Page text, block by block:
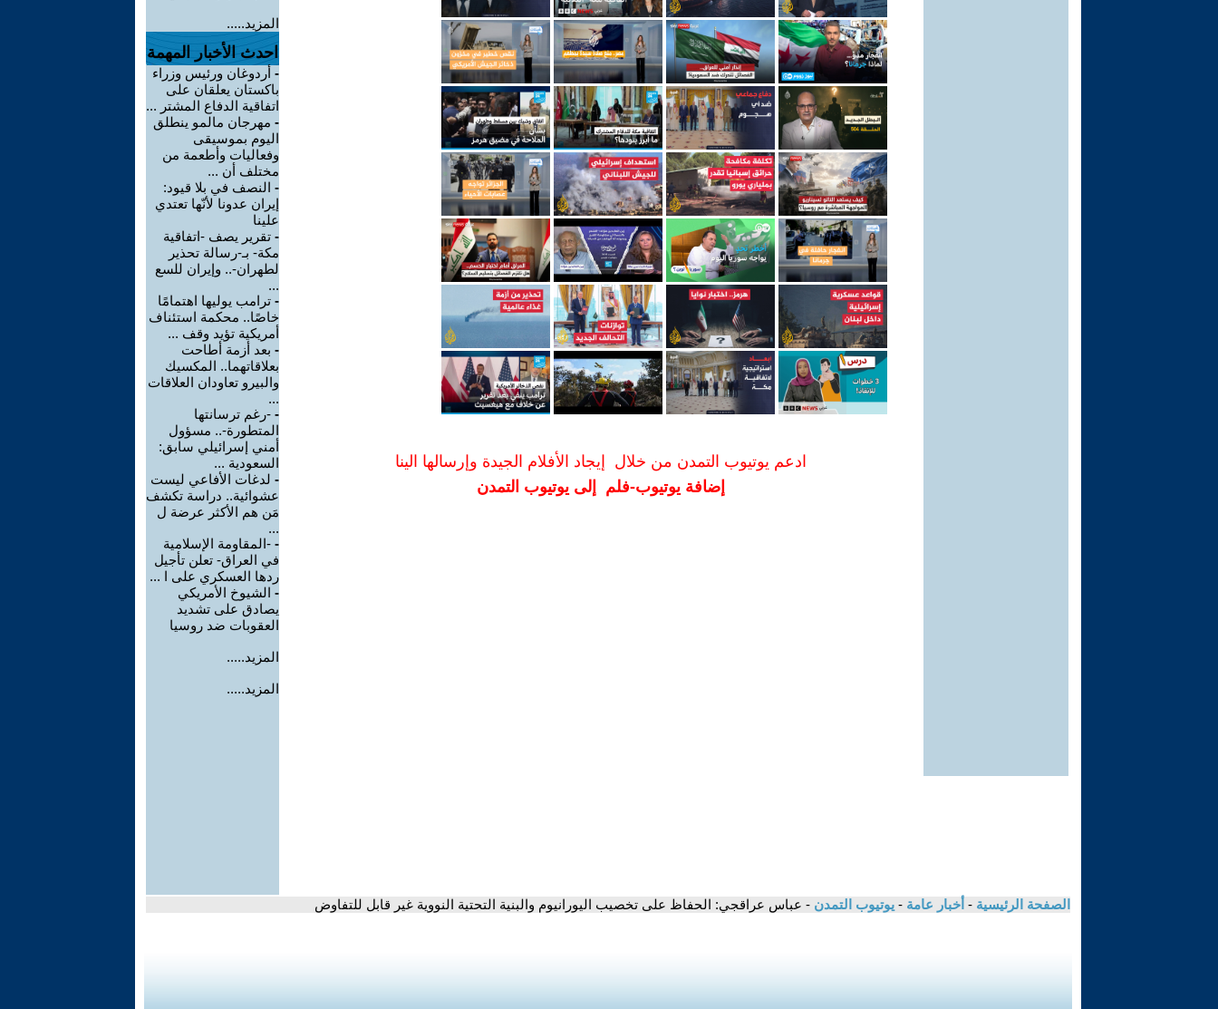
ادعم يوتيوب التمدن من خلال إيجاد الأفلام الجيدة وإرسالها الينا
إضافة يوتيوب-فلم إلى يوتيوب التمدن
المزيد.....
احدث الأخبار المهمة
- أردوغان ورئيس وزراء
باكستان يعلقان على
اتفاقية الدفاع المشتر ...
- مهرجان مالمو ينطلق
اليوم بموسيقى
وفعاليات وأطعمة من
مختلف أن ...
- النصف في بلا قيود:
إيران عدونا لأنّها تعتدي
علينا
- تقرير يصف -اتفاقية
مكة- بـ-رسالة تحذير
لطهران-.. وإيران للسع
...
- ترامب يوليها اهتمامًا
خاصًا.. محكمة استئناف
أمريكية تؤيد وقف ...
- بعد أزمة أطاحت
بعلاقاتهما.. المكسيك
والبيرو تعاودان العلاقات
...
- -رغم ترسانتها
المتطورة-.. مسؤول
أمني إسرائيلي سابق:
السعودية ...
- لدغات الأفاعي ليست
عشوائية.. دراسة تكشف
مَن هم الأكثر عرضة ل
...
- -المقاومة الإسلامية
في العراق- تعلن تأجيل
ردها العسكري على ا ...
- الشيوخ الأمريكي
يصادق على تشديد
العقوبات ضد روسيا
المزيد.....
المزيد.....
الصفحة الرئيسية - أخبار عامة - يوتيوب التمدن - عباس عراقجي: الحفاظ على تخصيب اليورانيوم والبنية التحتية النووية غير قابل للتفاوض